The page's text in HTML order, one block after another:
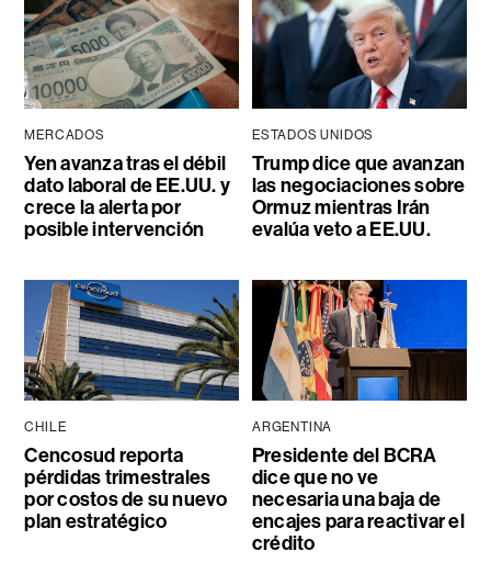
MERCADOS
Yen avanza tras el débil
dato laboral de EE.UU. y
crece la alerta por
posible intervención
ESTADOS UNIDOS
Trump dice que avanzan
las negociaciones sobre
Ormuz mientras Irán
evalúa veto a EE.UU.
CHILE
Cencosud reporta
pérdidas trimestrales
por costos de su nuevo
plan estratégico
ARGENTINA
Presidente del BCRA
dice que no ve
necesaria una baja de
encajes para reactivar el
crédito